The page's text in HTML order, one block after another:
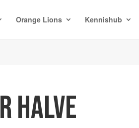
Orange Lions Kennishub
HALVE